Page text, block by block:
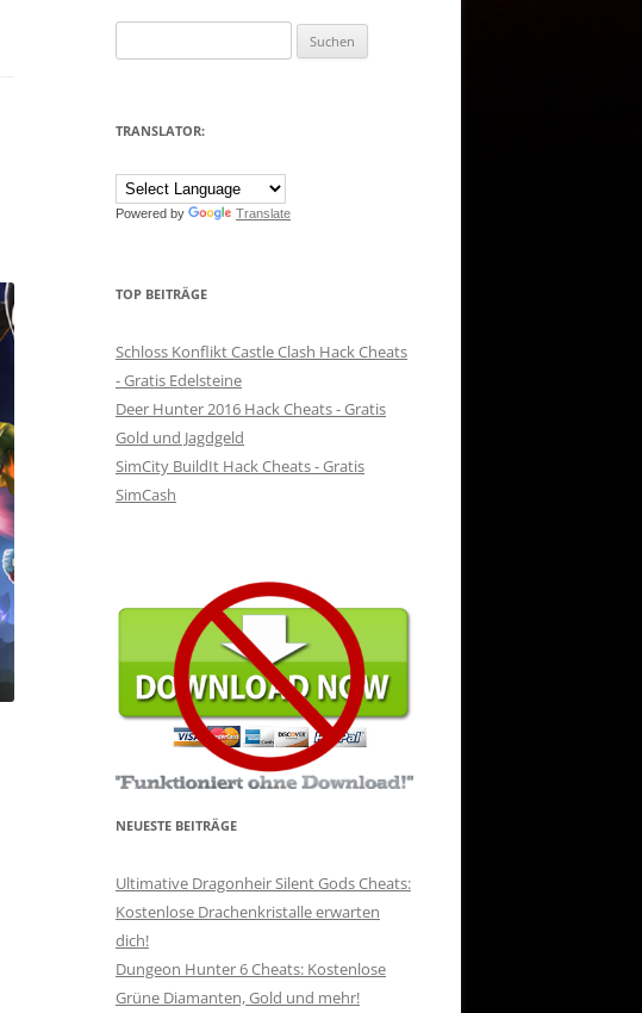
nach:
TRANSLATOR:
Powered by Translate
TOP BEITRÄGE
Schloss Konflikt Castle Clash Hack Cheats
- Gratis Edelsteine
Deer Hunter 2016 Hack Cheats - Gratis
Gold und Jagdgeld
SimCity BuildIt Hack Cheats - Gratis
SimCash
NEUESTE BEITRÄGE
Ultimative Dragonheir Silent Gods Cheats:
Kostenlose Drachenkristalle erwarten
dich!
Dungeon Hunter 6 Cheats: Kostenlose
Grüne Diamanten, Gold und mehr!